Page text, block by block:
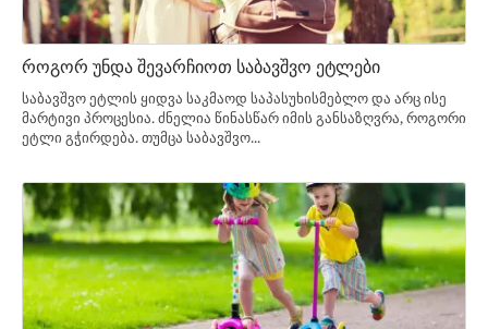
როგორ უნდა შევარჩიოთ საბავშვო ეტლები
საბავშვო ეტლის ყიდვა საკმაოდ საპასუხისმებლო და არც ისე
მარტივი პროცესია. ძნელია წინასწარ იმის განსაზღვრა, როგორი
ეტლი გჭირდება. თუმცა საბავშვო...